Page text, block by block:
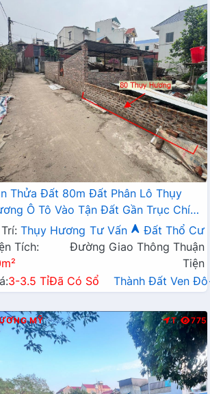
Thửa Đất 80m Đất Phân Lô Thụy
Ô Tô Vào Tận Đất Gần Trục Chính
Doanh Liên Huyện
Thụy Hương Tư Vấn
Đất Thổ Cư
Tích:
Đường Giao Thông Thuận
Tiện
3-3.5 TỉĐã Có Sổ Thành Đất Ven
MỸ T 775